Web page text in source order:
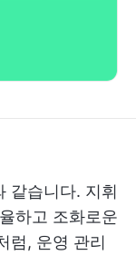
같습니다. 지휘
하고 조화로운
럼, 운영 관리